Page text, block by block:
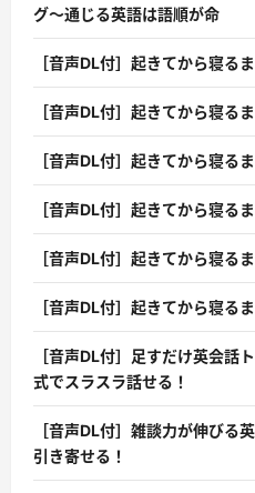
グ〜通じる英語は語順が命
［音声DL付］起きてから寝る
［音声DL付］起きてから寝る
［音声DL付］起きてから寝る
［音声DL付］起きてから寝る
［音声DL付］起きてから寝る
［音声DL付］起きてから寝る
［音声DL付］足すだけ英会話
式でスラスラ話せる！
［音声DL付］雑談力が伸びる
引き寄せる！